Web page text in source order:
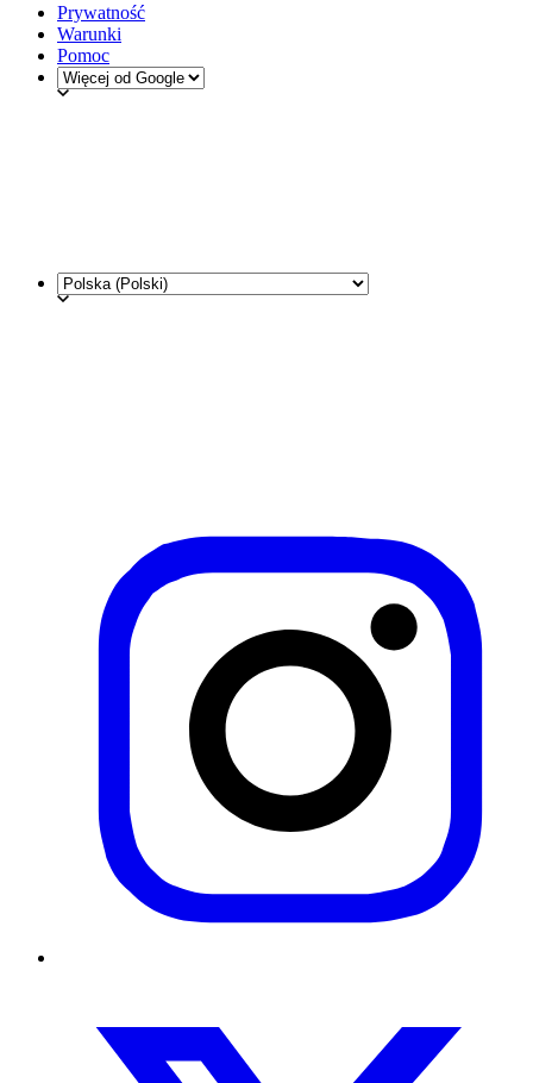
Prywatność
Warunki
Pomoc